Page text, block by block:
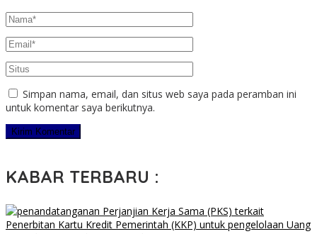
Simpan nama, email, dan situs web saya pada peramban ini
untuk komentar saya berikutnya.
KABAR TERBARU :